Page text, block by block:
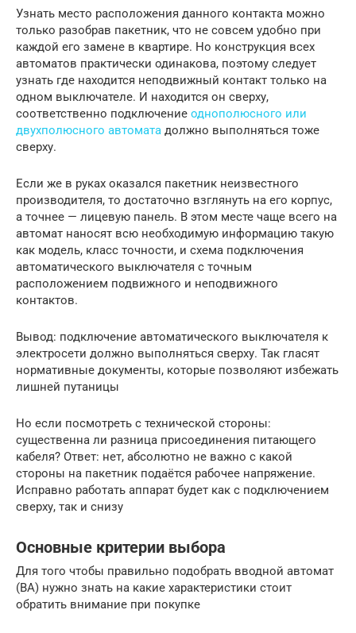
Узнать место расположения данного контакта можно
только разобрав пакетник, что не совсем удобно при
каждой его замене в квартире. Но конструкция всех
автоматов практически одинакова, поэтому следует
узнать где находится неподвижный контакт только на
одном выключателе. И находится он сверху,
соответственно подключение однополюсного или
двухполюсного автомата должно выполняться тоже
сверху.
Если же в руках оказался пакетник неизвестного
производителя, то достаточно взглянуть на его корпус,
а точнее — лицевую панель. В этом месте чаще всего на
автомат наносят всю необходимую информацию такую
как модель, класс точности, и схема подключения
автоматического выключателя с точным
расположением подвижного и неподвижного
контактов.
Вывод: подключение автоматического выключателя к
электросети должно выполняться сверху. Так гласят
нормативные документы, которые позволяют избежать
лишней путаницы
Но если посмотреть с технической стороны:
существенна ли разница присоединения питающего
кабеля? Ответ: нет, абсолютно не важно с какой
стороны на пакетник подаётся рабочее напряжение.
Исправно работать аппарат будет как с подключением
сверху, так и снизу
Основные критерии выбора
Для того чтобы правильно подобрать вводной автомат
(ВА) нужно знать на какие характеристики стоит
обратить внимание при покупке